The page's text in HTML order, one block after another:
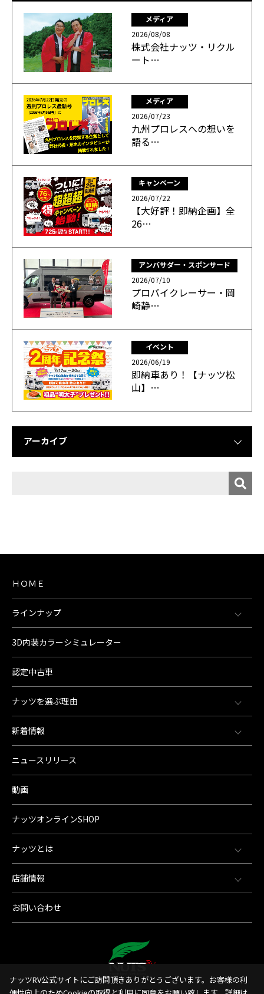
メディア
2026/08/08
株式会社ナッツ・リクル
ート…
メディア
2026/07/23
九州プロレスへの想いを
語る…
キャンペーン
2026/07/22
【大好評！即納企画】全
26…
アンバサダー・スポンサード
2026/07/10
プロバイクレーサー・岡
崎静…
イベント
2026/06/19
即納車あり！【ナッツ松
山】…
アーカイブ
ＨＯＭＥ
ラインナップ
3D内装カラーシミュレーター
認定中古車
ナッツを選ぶ理由
新着情報
ニュースリリース
動画
ナッツオンラインSHOP
ナッツとは
店舗情報
お問い合わせ
ナッツRV公式サイトにご訪問頂きありがとうございます。お客様の利